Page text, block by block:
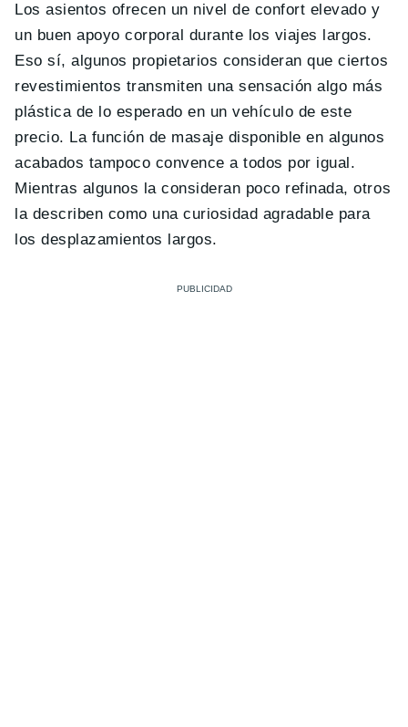
Los asientos ofrecen un nivel de confort elevado y
un buen apoyo corporal durante los viajes largos.
Eso sí, algunos propietarios consideran que ciertos
revestimientos transmiten una sensación algo más
plástica de lo esperado en un vehículo de este
precio. La función de masaje disponible en algunos
acabados tampoco convence a todos por igual.
Mientras algunos la consideran poco refinada, otros
la describen como una curiosidad agradable para
los desplazamientos largos.